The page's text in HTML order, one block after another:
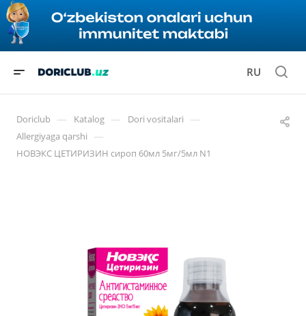
RU
Doriclub — Katalog — Dori vositalari —
Allergiyaga qarshi —
НОВЭКС ЦЕТИРИЗИН сироп 60мл 5мг/5мл N1